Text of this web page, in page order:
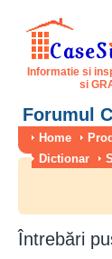
Informatie si
si
Forumul
Home
Dictionar
Întrebări